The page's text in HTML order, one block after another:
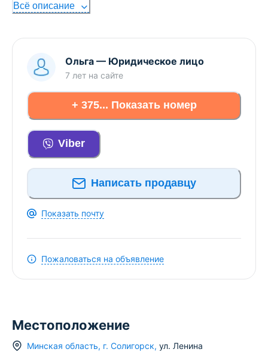
Всё описание
Ольга — Юридическое лицо
7 лет на сайте
+ 375... Показать номер
Viber
Написать продавцу
Показать почту
Пожаловаться на объявление
Местоположение
Минская область, г. Солигорск, ул. Ленина